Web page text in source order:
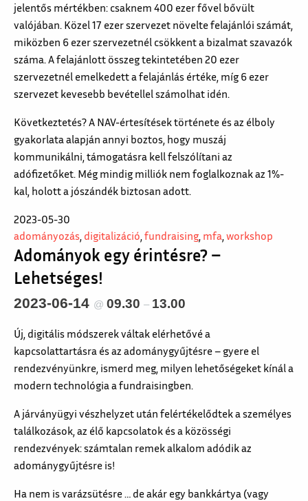
jelentős mértékben: csaknem 400 ezer fővel bővült
valójában. Közel 17 ezer szervezet növelte felajánlói számát,
miközben 6 ezer szervezetnél csökkent a bizalmat szavazók
száma. A felajánlott összeg tekintetében 20 ezer
szervezetnél emelkedett a felajánlás értéke, míg 6 ezer
szervezet kevesebb bevétellel számolhat idén.
Következtetés? A NAV-értesítések története és az élboly
gyakorlata alapján annyi boztos, hogy muszáj
kommunikálni, támogatásra kell felszólítani az
adófizetőket. Még mindig milliók nem foglalkoznak az 1%-
kal, holott a jószándék biztosan adott.
2023-05-30
adományozás, digitalizáció,fundraising, mfa,workshop
Adományok egy érintésre? –
Lehetséges!
2023-06-14 @ 09.30 – 13.00
Új, digitális módszerek váltak elérhetővé a
kapcsolattartásra és az adománygyűjtésre – gyere el
rendezvényünkre, ismerd meg, milyen lehetőségeket kínál a
modern technológia a fundraisingben.
A járványügyi vészhelyzet után felértékelődtek a személyes
találkozások, az élő kapcsolatok és a közösségi
rendezvények: számtalan remek alkalom adódik az
adománygyűjtésre is!
Ha nem is varázsütésre … de akár egy bankkártya (vagy